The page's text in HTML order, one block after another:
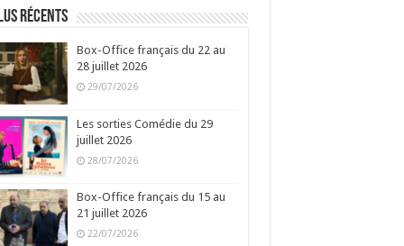
récents
Box-Office français du 22 au
28 juillet 2026
29/07/2026
Les sorties Comédie du 29
juillet 2026
28/07/2026
Box-Office français du 15 au
21 juillet 2026
22/07/2026